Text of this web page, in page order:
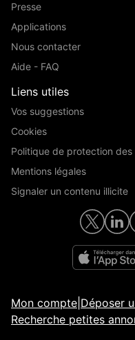
Presse
Applications
Nous contacter
Aide - FAQ
Liens utiles
Vos suggestions
Cookies
Politique de protection
Mentions légales
Signaler un contenu illicite
Mon compte Déposer
Recherche petites